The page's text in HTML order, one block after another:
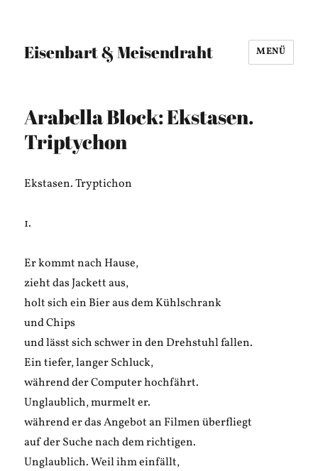
Eisenbart & Meisendraht MENÜ
Arabella Block: Ekstasen.
Triptychon
Ekstasen. Tryptichon
1.
Er kommt nach Hause,
zieht das Jackett aus,
holt sich ein Bier aus dem Kühlschrank
und Chips
und lässt sich schwer in den Drehstuhl fallen.
Ein tiefer, langer Schluck,
während der Computer hochfährt.
Unglaublich, murmelt er.
während er das Angebot an Filmen überfliegt
auf der Suche nach dem richtigen.
Unglaublich. Weil ihm einfällt,